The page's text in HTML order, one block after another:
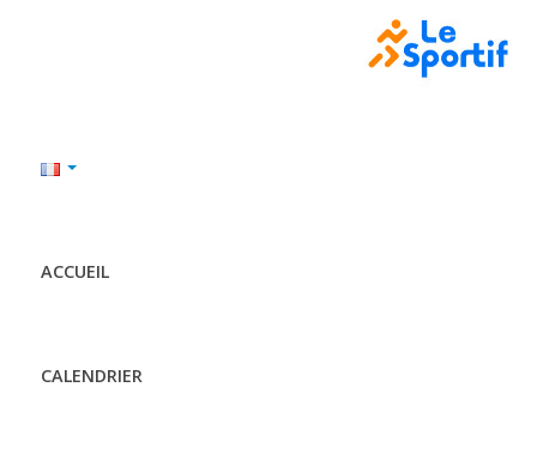
ACCUEIL
CALENDRIER